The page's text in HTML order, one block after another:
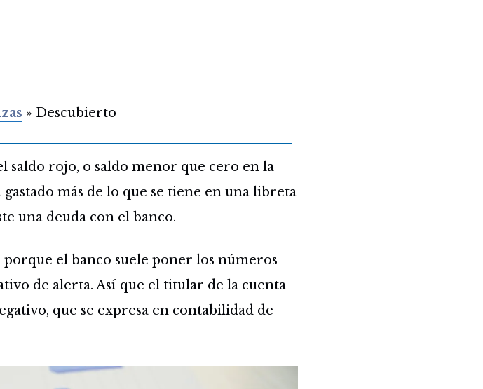
»Descubierto
saldo rojo, o saldo menor que cero en la
más de lo que se tiene en una libreta
una deuda con el banco.
el banco suele poner los números
de alerta. Así que el titular de la cuenta
que se expresa en contabilidad de